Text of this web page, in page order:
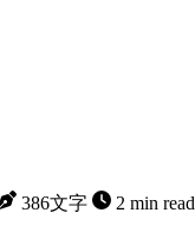
386文字 2 min read